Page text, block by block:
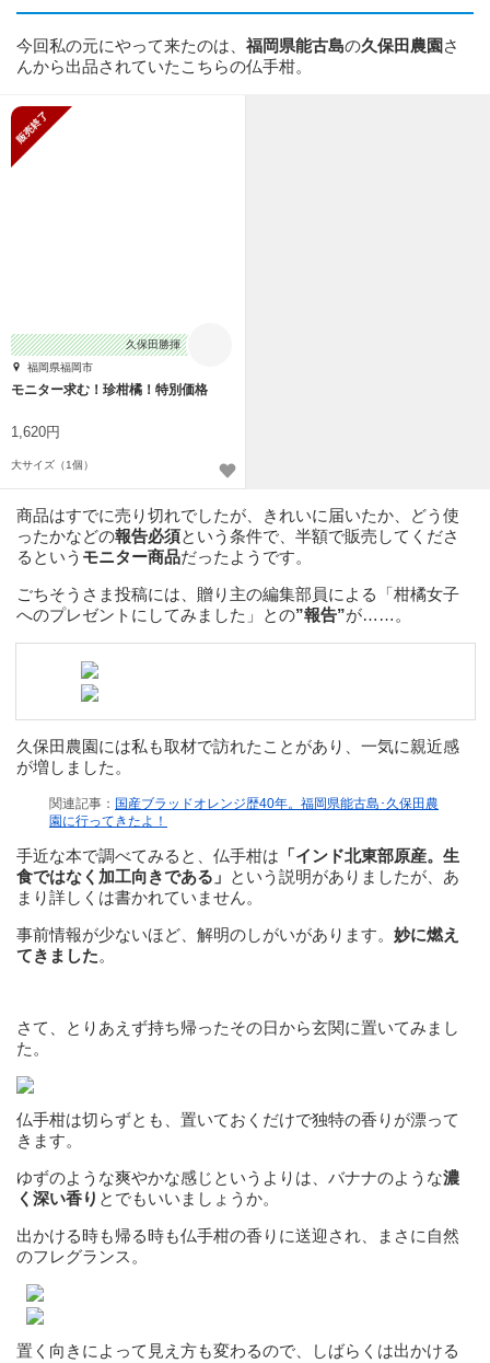
今回私の元にやって来たのは、 福岡県能古島の久保田農園 さ
んから出品されていたこちらの仏手柑。
久保田勝揮
福岡県福岡市
モニター求む！珍柑橘！特別価格
1,620円
大サイズ（1個）
商品はすでに売り切れでしたが、きれいに届いたか、どう使
ったかなどの報告必須という条件で、半額で販売してくださ
るという モニター商品だったようです。
ごちそうさま投稿には、贈り主の編集部員による「柑橘女子
へのプレゼントにしてみました」との”報告”が……。
久保田農園には私も取材で訪れたことがあり、一気に親近感
が増しました。
関連記事： 国産ブラッドオレンジ歴40年。福岡県能古島･久保田農
園に行ってきたよ！
手近な本で調べてみると、仏手柑は 「インド北東部原産。生
食ではなく加工向きである」 という説明がありましたが、あ
まり詳しくは書かれていません。
事前情報が少ないほど、解明のしがいがあります。 妙に燃え
てきました。
さて、とりあえず持ち帰ったその日から玄関に置いてみまし
た。
仏手柑は切らずとも、置いておくだけで独特の香りが漂って
きます。
ゆずのような爽やかな感じというよりは、バナナのような濃
く深い香り とでもいいましょうか。
出かける時も帰る時も仏手柑の香りに送迎され、まさに自然
のフレグランス。
置く向きによって見え方も変わるので、しばらくは出かける